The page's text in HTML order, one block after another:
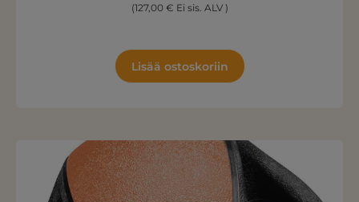
(127,00 € Ei sis. ALV )
Lisää ostoskoriin